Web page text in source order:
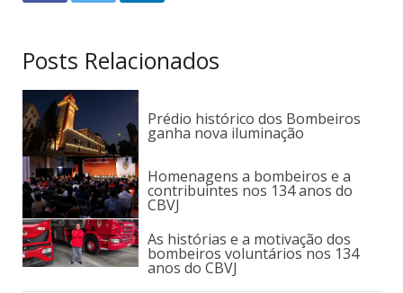
Posts Relacionados
Prédio histórico dos Bombeiros
ganha nova iluminação
Homenagens a bombeiros e a
contribuintes nos 134 anos do
CBVJ
As histórias e a motivação dos
bombeiros voluntários nos 134
anos do CBVJ